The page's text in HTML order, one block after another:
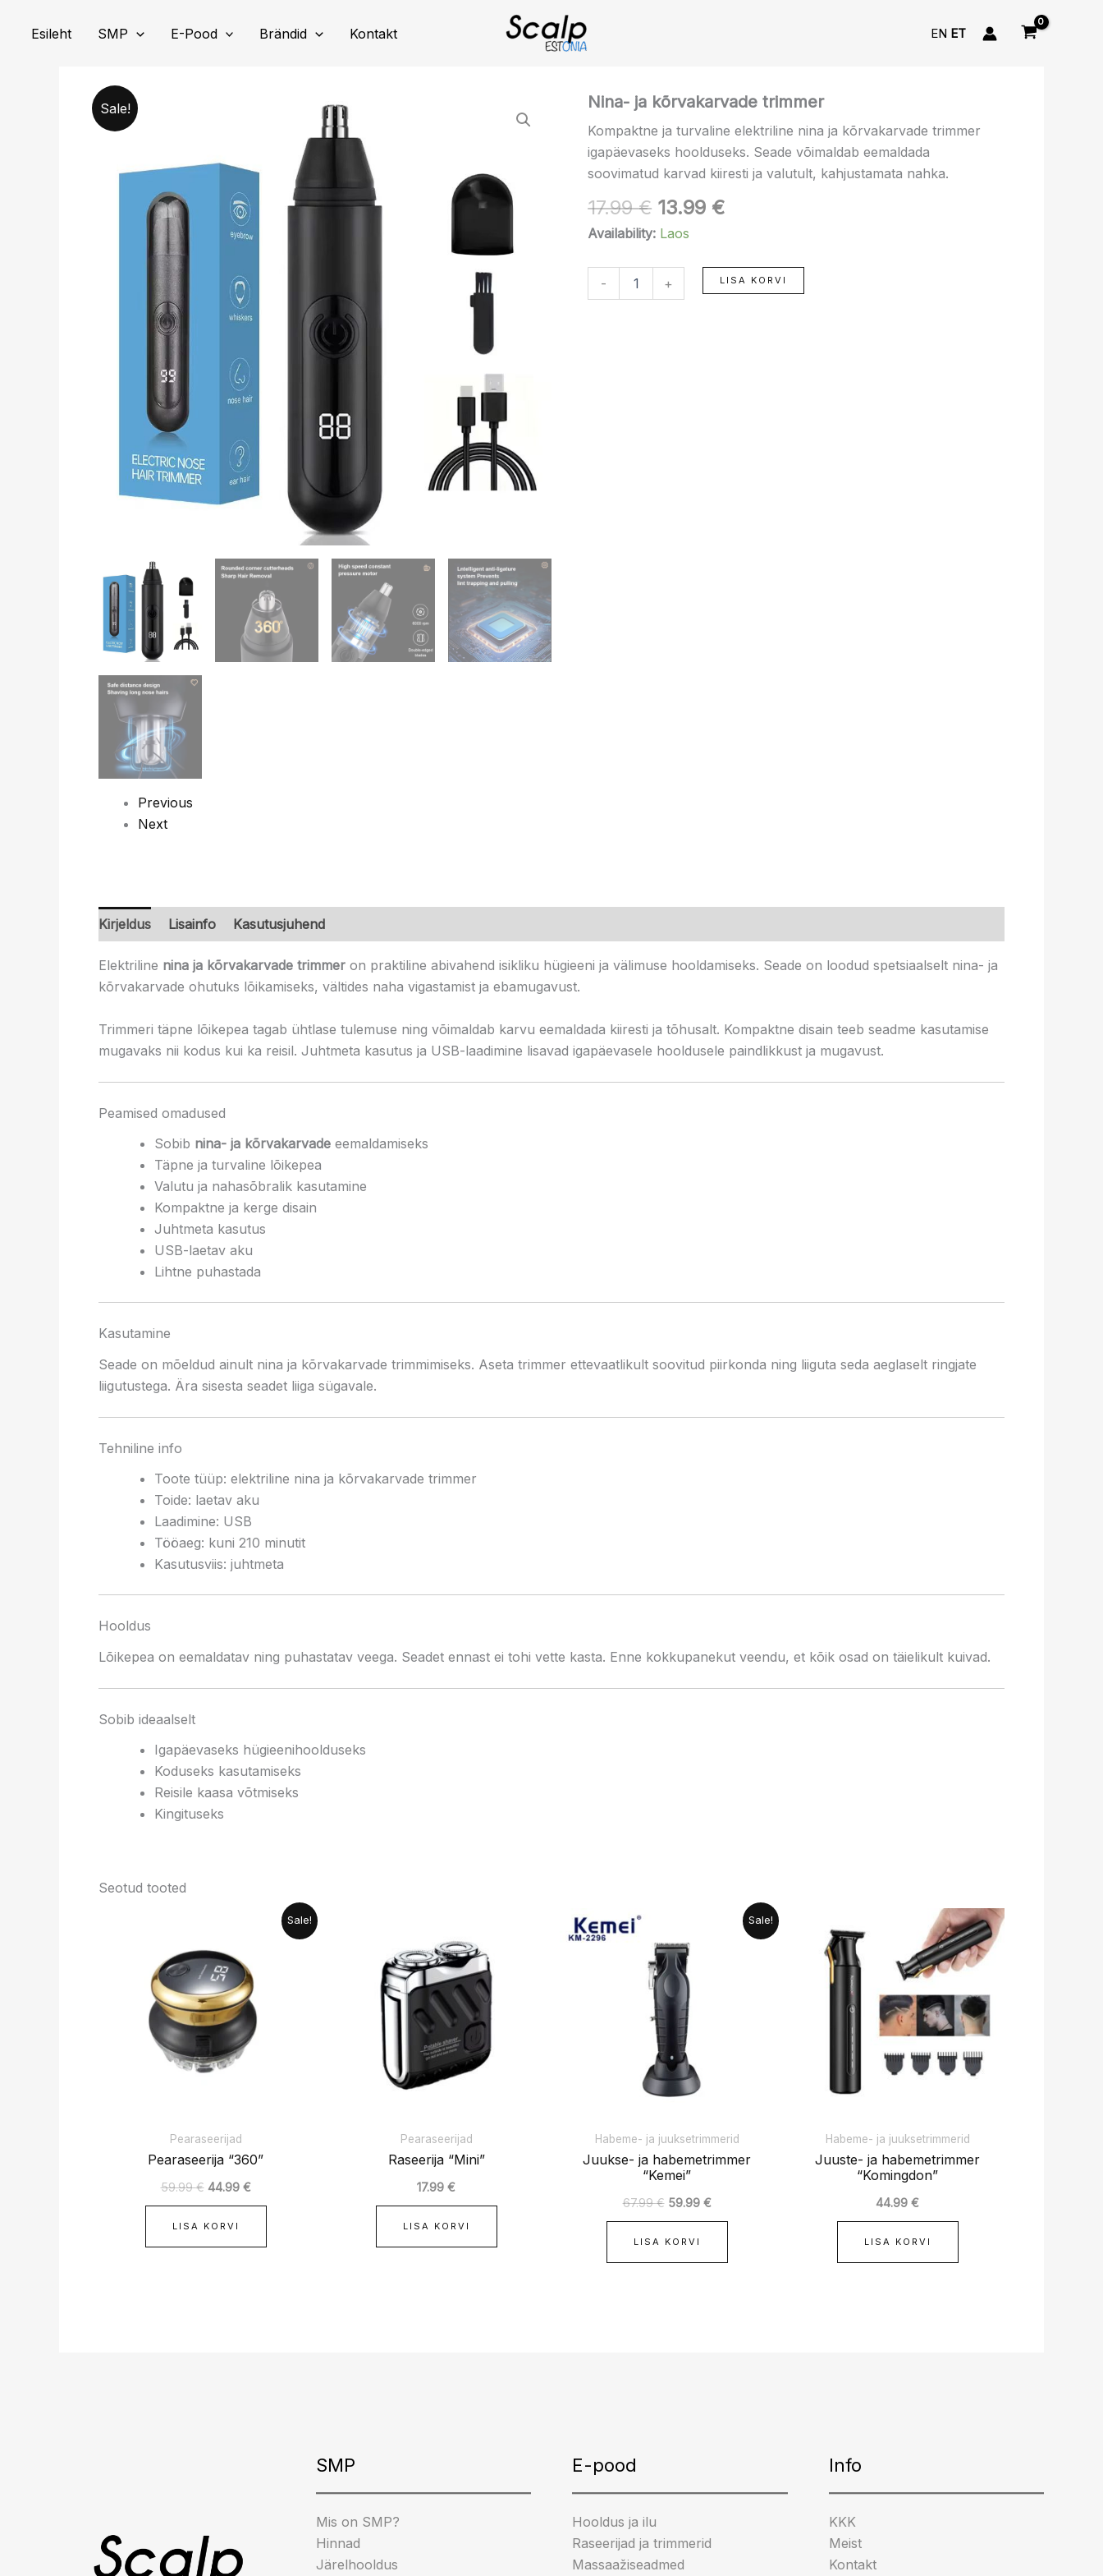
Esileht SMP E-Pood Brändid Kontakt EN ET
Sale!
Previous
Next
Nina- ja kõrvakarvade trimmer
Kompaktne ja turvaline elektriline nina ja kõrvakarvade trimmer
igapäevaseks hoolduseks. Seade võimaldab eemaldada
soovimatud karvad kiiresti ja valutult, kahjustamata nahka.
17.99€
Algne
hind
oli:
17.99 €.
13.99 €
Praegune
hind
on:
13.99 €.
Availability: Laos
-
Nina-
kõrvakarvade
trimmer
+ LISA KORVI
Kirjeldus Lisainfo Kasutusjuhend
Elektriline nina ja kõrvakarvade trimmer on praktiline abivahend isikliku hügieeni ja välimuse hooldamiseks. Seade on loodud spetsiaalselt nina- ja
kõrvakarvade ohutuks lõikamiseks, vältides naha vigastamist ja ebamugavust.
Trimmeri täpne lõikepea tagab ühtlase tulemuse ning võimaldab karvu eemaldada kiiresti ja tõhusalt. Kompaktne disain teeb seadme kasutamise
mugavaks nii kodus kui ka reisil. Juhtmeta kasutus ja USB-laadimine lisavad igapäevasele hooldusele paindlikkust ja mugavust.
Peamised omadused
Sobib nina- ja kõrvakarvade eemaldamiseks
Täpne ja turvaline lõikepea
Valutu ja nahasõbralik kasutamine
Kompaktne ja kerge disain
Juhtmeta kasutus
USB-laetav aku
Lihtne puhastada
Kasutamine
Seade on mõeldud ainult nina ja kõrvakarvade trimmimiseks. Aseta trimmer ettevaatlikult soovitud piirkonda ning liiguta seda aeglaselt ringjate
liigutustega. Ära sisesta seadet liiga sügavale.
Tehniline info
Toote tüüp: elektriline nina ja kõrvakarvade trimmer
Toide: laetav aku
Laadimine: USB
Tööaeg: kuni 210 minutit
Kasutusviis: juhtmeta
Hooldus
Lõikepea on eemaldatav ning puhastatav veega. Seadet ennast ei tohi vette kasta. Enne kokkupanekut veendu, et kõik osad on täielikult kuivad.
Sobib ideaalselt
Igapäevaseks hügieenihoolduseks
Koduseks kasutamiseks
Reisile kaasa võtmiseks
Kingituseks
Seotud tooted
Sale!
Pearaseerijad
Pearaseerija “360”
59.99€
59.99 €.
44.99 €
Praegune
LISA KORVI
Pearaseerijad
Raseerija “Mini”
17.99 €
LISA KORVI
Sale!
Habeme- ja juuksetrimmerid
Juukse- ja habemetrimmer
“Kemei”
67.99€
oli:
67.99 €.
59.99 €
Praegune
LISA KORVI
Habeme- ja juuksetrimmerid
Juuste- ja habemetrimmer
“Komingdon”
44.99 €
LISA KORVI
SMP
Mis on SMP?
Hinnad
Järelhooldus
Instagram
Facebook E-pood
Hooldus ja ilu
Raseerijad ja trimmerid
Massaažiseadmed
Info
KKK
Meist
Kontakt